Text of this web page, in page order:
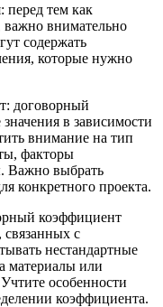
перед тем как
внимательно
содержать
которые нужно
договорный
в зависимости
внимание на тип
факторы
Важно выбрать
конкретного проекта.
коэффициент
связанных с
нестандартные
материалы или
особенности
коэффициента.